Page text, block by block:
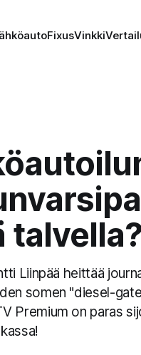
FixusVinkki
Liinpää heittää
somen "diesel-
Premium on paras